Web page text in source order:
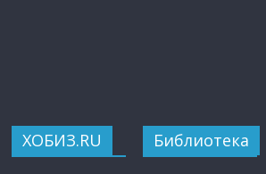
ХОБИЗ.RU Библиотека